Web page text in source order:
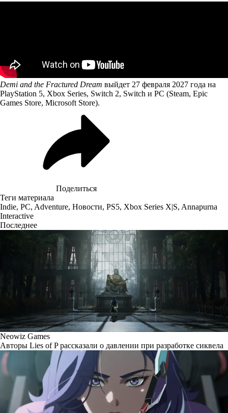
Demi and the Fractured Dream выйдет 27 февраля 2027 года на
PlayStation 5, Xbox Series, Switch 2, Switch и PC (Steam, Epic
Games Store, Microsoft Store).
Поделиться
Теги материала
Indie, PC, Adventure, Новости, PS5, Xbox Series X|S, Annapurna
Interactive
Последнее
Neowiz Games
Авторы Lies of P рассказали о давлении при разработке сиквела